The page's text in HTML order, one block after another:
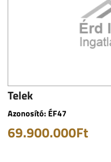
Telek
Azonosító: ÉF47
69.900.000Ft